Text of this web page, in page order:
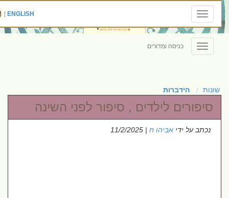
Toggle
navigation
ENGLISH
|
Toggle
navigation
כניסה ומדורים
שונות הידברות
סיפורים לילדים , סיפור לפני השינה
נכתב על ידיאביהו ח| 11/2/2025